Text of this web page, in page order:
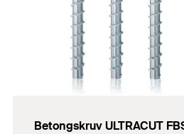
Betongskruv ULTRACUT